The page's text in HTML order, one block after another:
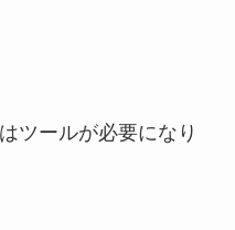
ツールが必要になり